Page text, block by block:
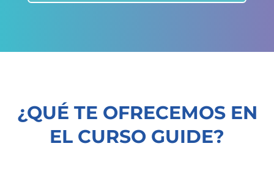
¿QUÉ TE OFRECEMOS EN
EL CURSO GUIDE?